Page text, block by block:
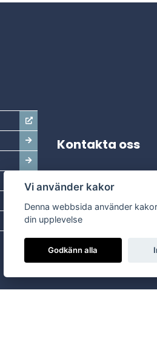
Kontakta oss
Adress:
Dala Energi AB
Postadress:Box 254,
Kundservice:
Epost:
Vi använder kakor
Denna webbsida använder
din upplevelse
Godkänn alla